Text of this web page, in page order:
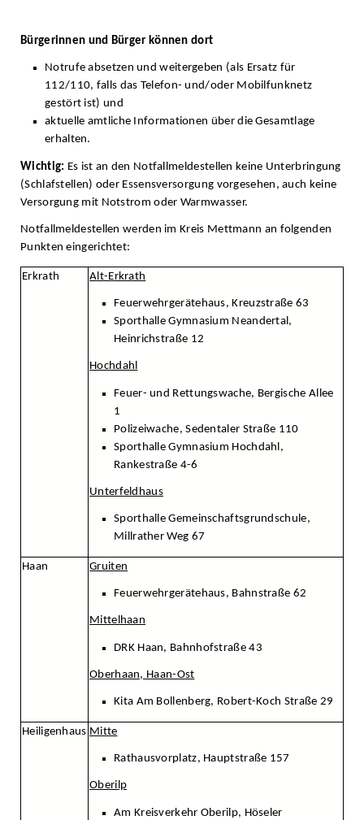
Bürgerinnen und Bürger können dort
Notrufe absetzen und weitergeben (als Ersatz für
112/110, falls das Telefon- und/oder Mobilfunknetz
gestört ist) und
aktuelle amtliche Informationen über die Gesamtlage
erhalten.
Wichtig: Es ist an den Notfallmeldestellen keine Unterbringung
(Schlafstellen) oder Essensversorgung vorgesehen, auch keine
Versorgung mit Notstrom oder Warmwasser.
Notfallmeldestellen werden im Kreis Mettmann an folgenden
Punkten eingerichtet:
Erkrath Alt-Erkrath
Feuerwehrgerätehaus, Kreuzstraße 63
Sporthalle Gymnasium Neandertal,
Heinrichstraße 12
Hochdahl
Feuer- und Rettungswache, Bergische Allee
1
Polizeiwache, Sedentaler Straße 110
Sporthalle Gymnasium Hochdahl,
Rankestraße 4-6
Unterfeldhaus
Sporthalle Gemeinschaftsgrundschule,
Millrather Weg 67
Haan Gruiten
Feuerwehrgerätehaus, Bahnstraße 62
Mittelhaan
DRK Haan, Bahnhofstraße 43
Oberhaan, Haan-Ost
Kita Am Bollenberg, Robert-Koch Straße 29
Heiligenhaus Mitte
Rathausvorplatz, Hauptstraße 157
Oberilp
Am Kreisverkehr Oberilp, Höseler